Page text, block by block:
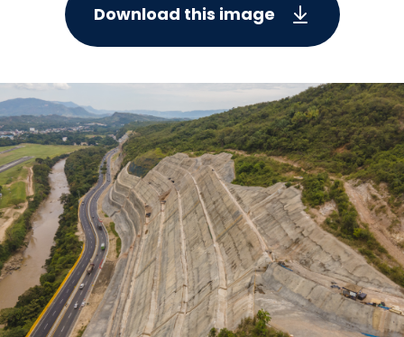
Download this image